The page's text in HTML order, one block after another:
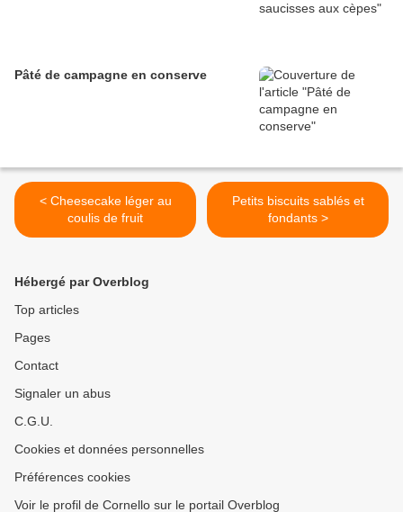
Pâté de campagne en conserve
< Cheesecake léger au
coulis de fruit
Petits biscuits sablés et
fondants >
Hébergé par Overblog
Top articles
Pages
Contact
Signaler un abus
C.G.U.
Cookies et données personnelles
Préférences cookies
Voir le profil de Cornello sur le portail Overblog